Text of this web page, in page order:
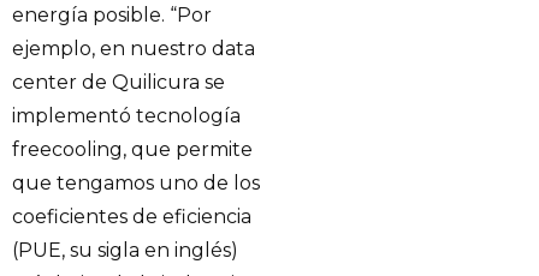
energía posible. “Por
ejemplo, en nuestro data
center de Quilicura se
implementó tecnología
freecooling, que permite
que tengamos uno de los
coeficientes de eficiencia
(PUE, su sigla en inglés)